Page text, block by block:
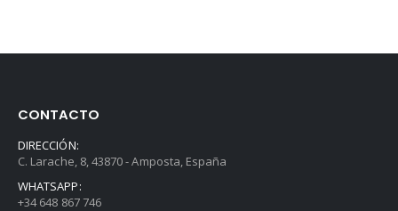
CONTACTO
DIRECCIÓN:
C. Larache, 8, 43870 - Amposta, España
WHATSAPP:
+34 648 867 746